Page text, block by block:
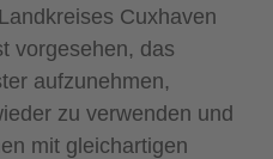
Cuxhaven
vorgesehen, das
aufzunehmen,
zu verwenden und
mit gleichartigen